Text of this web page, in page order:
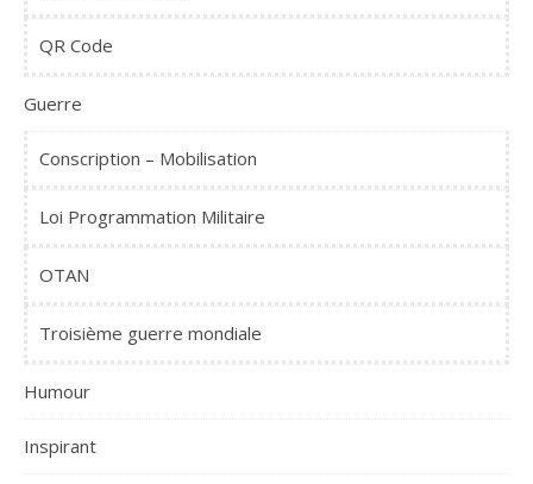
QR Code
Guerre
Conscription – Mobilisation
Loi Programmation Militaire
OTAN
Troisième guerre mondiale
Humour
Inspirant